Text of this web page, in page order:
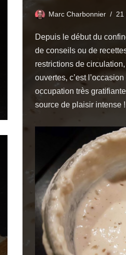
Marc Charbonnier 21
Depuis le début du
de conseils ou de
restrictions de
ouvertes, c’est
occupation très
source de plaisir intense !